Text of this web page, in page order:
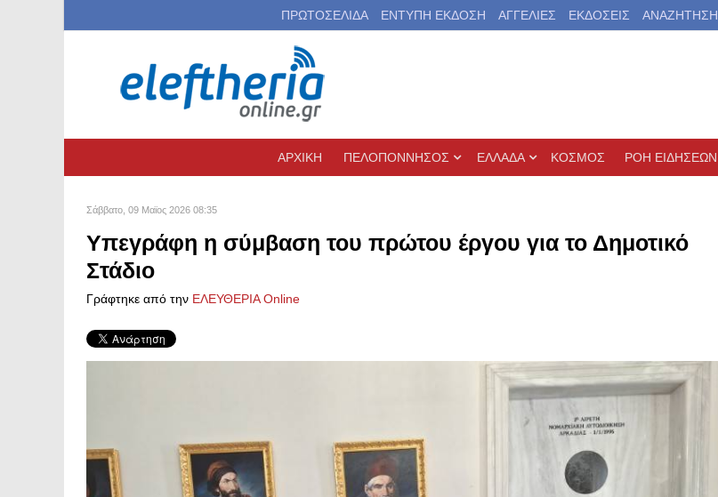
ΠΡΩΤΟΣΕΛΙΔΑ ΕΝΤΥΠΗ ΕΚΔΟΣΗ ΑΓΓΕΛΙΕΣ ΕΚΔΟΣΕΙΣ ΑΝΑΖΗΤΗΣΗ
ΑΡΧΙΚΗ ΠΕΛΟΠΟΝΝΗΣΟΣ ΕΛΛΑΔΑ ΚΟΣΜΟΣ ΡΟΗ ΕΙΔΗΣΕΩΝ
Σάββατο, 09 Μαϊος 2026 08:35
Υπεγράφη η σύμβαση του πρώτου έργου για το Δημοτικό
Στάδιο
Γράφτηκε από την ΕΛΕΥΘΕΡΙΑ Online